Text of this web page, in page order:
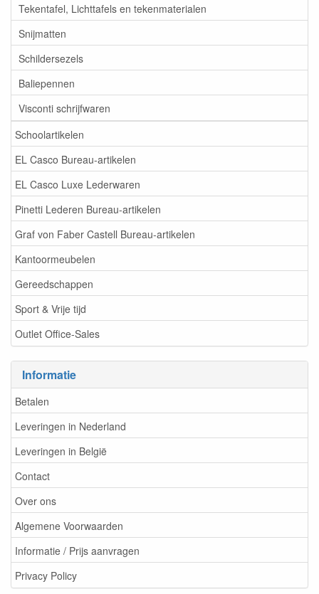
Tekentafel, Lichttafels en tekenmaterialen
Snijmatten
Schildersezels
Baliepennen
Visconti schrijfwaren
Schoolartikelen
EL Casco Bureau-artikelen
EL Casco Luxe Lederwaren
Pinetti Lederen Bureau-artikelen
Graf von Faber Castell Bureau-artikelen
Kantoormeubelen
Gereedschappen
Sport & Vrije tijd
Outlet Office-Sales
Informatie
Betalen
Leveringen in Nederland
Leveringen in België
Contact
Over ons
Algemene Voorwaarden
Informatie / Prijs aanvragen
Privacy Policy